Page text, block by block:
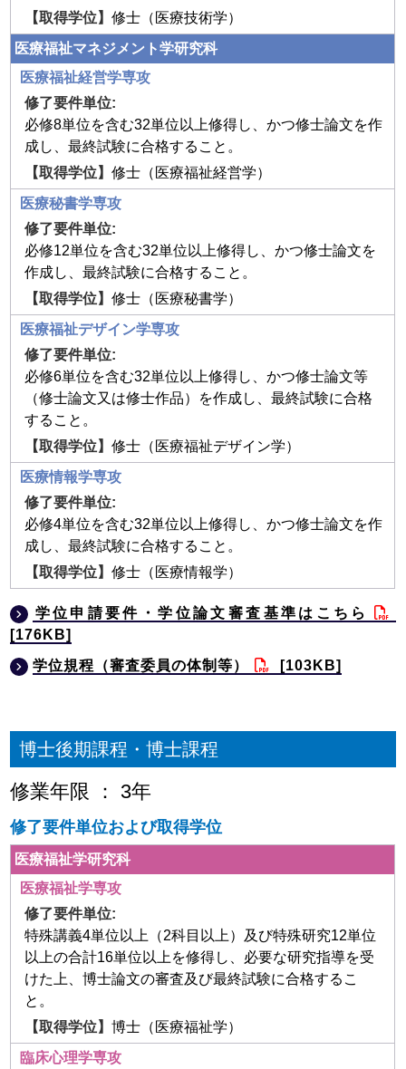
修士（医療技術学）
医療福祉マネジメント学研究科
医療福祉経営学専攻
必修8単位を含む32単位以上修得し、かつ修士論文を作
成し、最終試験に合格すること。
修士（医療福祉経営学）
医療秘書学専攻
必修12単位を含む32単位以上修得し、かつ修士論文を
作成し、最終試験に合格すること。
修士（医療秘書学）
医療福祉デザイン学専攻
必修6単位を含む32単位以上修得し、かつ修士論文等
（修士論文又は修士作品）を作成し、最終試験に合格
すること。
修士（医療福祉デザイン学）
医療情報学専攻
必修4単位を含む32単位以上修得し、かつ修士論文を作
成し、最終試験に合格すること。
修士（医療情報学）
学位申請要件・学位論文審査基準はこちら
[176KB]
学位規程（審査委員の体制等）
[103KB]
博士後期課程・博士課程
修業年限 ： 3年
修了要件単位および取得学位
医療福祉学研究科
医療福祉学専攻
特殊講義4単位以上（2科目以上）及び特殊研究12単位
以上の合計16単位以上を修得し、必要な研究指導を受
けた上、博士論文の審査及び最終試験に合格するこ
と。
博士（医療福祉学）
臨床心理学専攻